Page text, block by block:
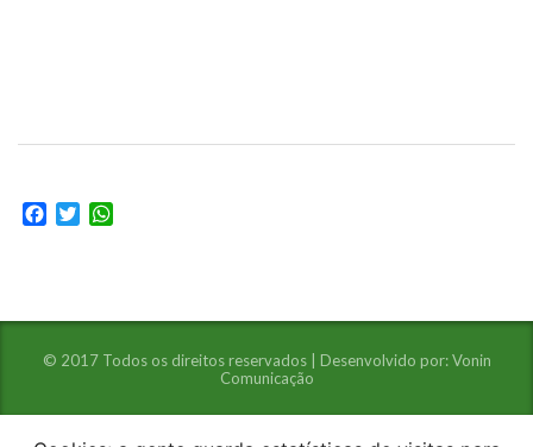
Facebook
Twitter
© 2017 Todos os direitos reservados | Desenvolvido por:Vonin
Comunicação